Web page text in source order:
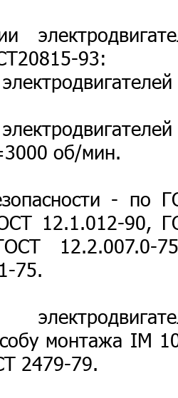
93:
об/мин.
- по
12.1.012-90,
12.2.007.0-
75.
монтажа IM
2479-79.